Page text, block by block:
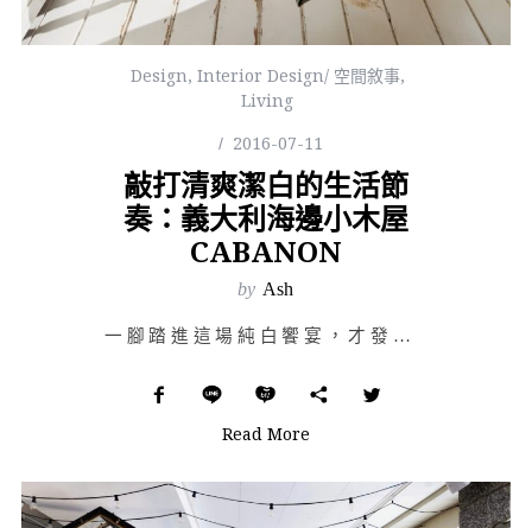
Design, Interior Design/ 空間敘事,
Living
2016-07-11
敲打清爽潔白的生活節
奏：義大利海邊小木屋
CABANON
by Ash
一腳踏進這場純白饗宴，才發覺已被清爽而浪漫的氛圍環繞。說到浪漫可曾想過是什麼嗎？是簡單的生活，又或是…
Read More